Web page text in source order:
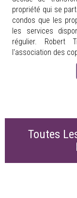
propriété qui se
condos que les
les services
régulier. Robert
l'association des
Toutes